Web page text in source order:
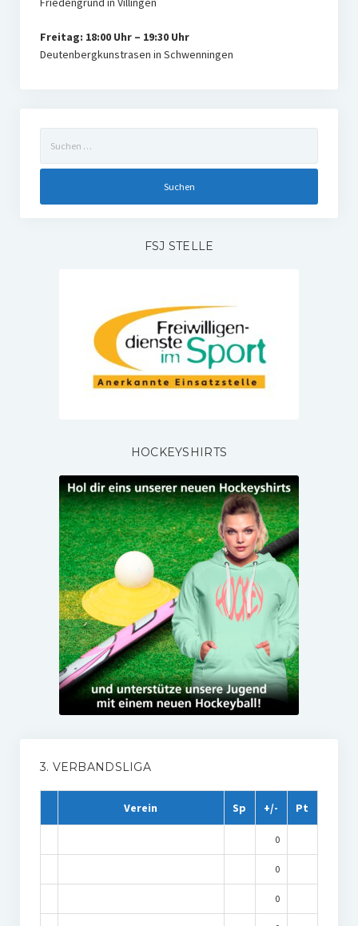
Freitag: 18:00 Uhr – 19:30 Uhr
Deutenbergkunstrasen in Schwenningen
nach:
FSJ STELLE
HOCKEYSHIRTS
3. VERBANDSLIGA
Verein Sp +/- Pt
0
0
0